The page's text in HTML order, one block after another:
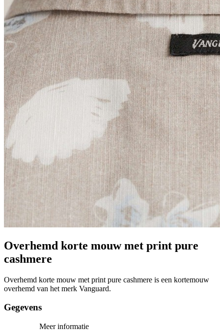
Overhemd korte mouw met print pure
cashmere
Overhemd korte mouw met print pure cashmere is een kortemouw
overhemd van het merk Vanguard.
Gegevens
Meer informatie